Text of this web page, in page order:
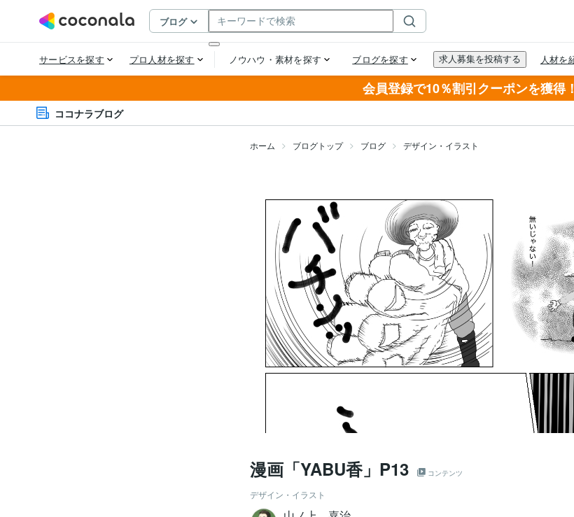
会員登録で10％割引クーポンを獲得！
ココナラブログ
ホーム ブログトップ ブログ デザイン・イラスト
漫画「YABU香」P13 コンテンツ
デザイン・イラスト